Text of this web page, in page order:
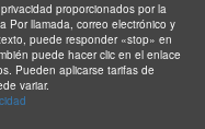
proporcionados por la
Por llamada, correo electrónico y
puede responder «stop» en
puede hacer clic en el enlace
Pueden aplicarse tarifas de
variar.